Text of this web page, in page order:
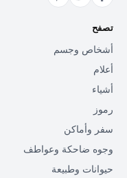
تصفح
أشخاص وجسم
أعلام
أشياء
رموز
سفر وأماكن
وجوه ضاحكة وعواطف
حيوانات وطبيعة